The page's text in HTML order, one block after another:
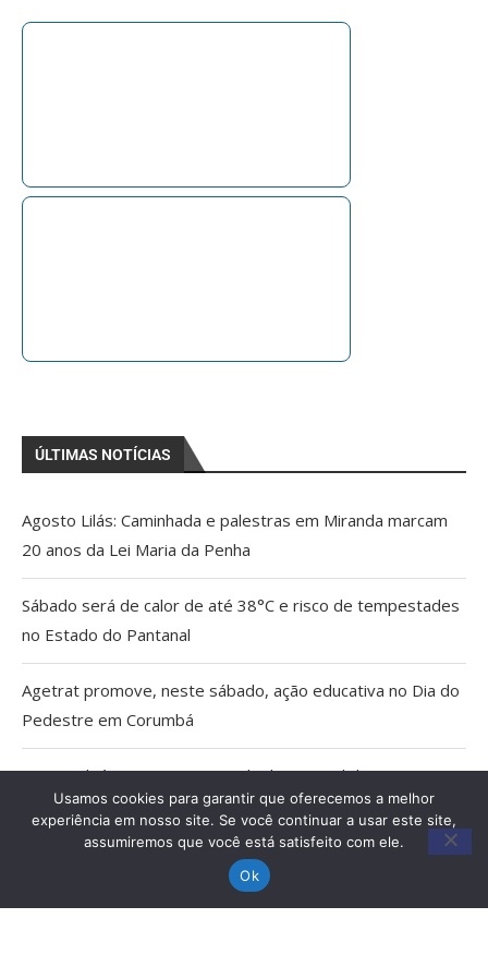
ÚLTIMAS NOTÍCIAS
Agosto Lilás: Caminhada e palestras em Miranda marcam
20 anos da Lei Maria da Penha
Sábado será de calor de até 38°C e risco de tempestades
no Estado do Pantanal
Agetrat promove, neste sábado, ação educativa no Dia do
Pedestre em Corumbá
AGU pedirá na Justiça a retirada do Discord do ar
Pais estão menos presentes na criação de filhos, aponta
Usamos cookies para garantir que oferecemos a melhor
experiência em nosso site. Se você continuar a usar este site,
assumiremos que você está satisfeito com ele.
Ok